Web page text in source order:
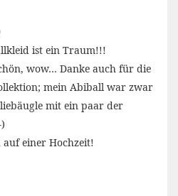
ist ein Traum!!!
wow… Danke auch für die
mein Abiball war zwar
mit ein paar der
einer Hochzeit!